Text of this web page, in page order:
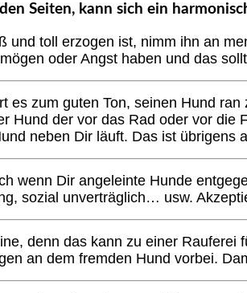
Seiten, kann sich ein
und toll erzogen ist, nimm ihn an
oder Angst haben und das
es zum guten Ton, seinen Hund
Hund der vor das Rad oder vor
neben Dir läuft. Das ist übrigens
wenn Dir angeleinte Hunde
sozial unverträglich… usw.
denn das kann zu einer
an dem fremden Hund vorbei.